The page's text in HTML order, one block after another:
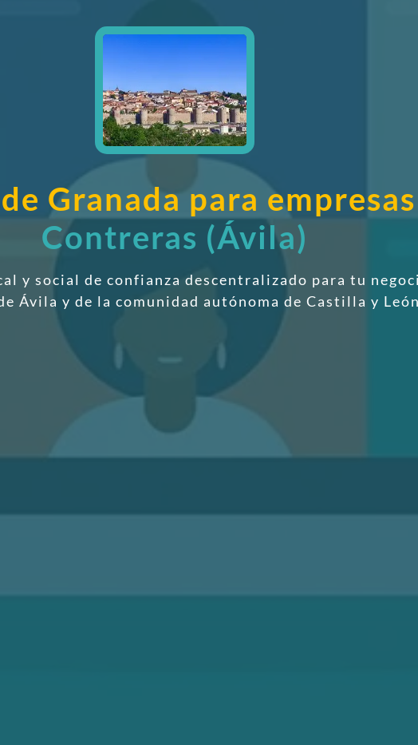
Granada para
Contreras (Ávila)
y social de confianza descentralizado para tu
Ávila y de la comunidad autónoma de Castilla y León